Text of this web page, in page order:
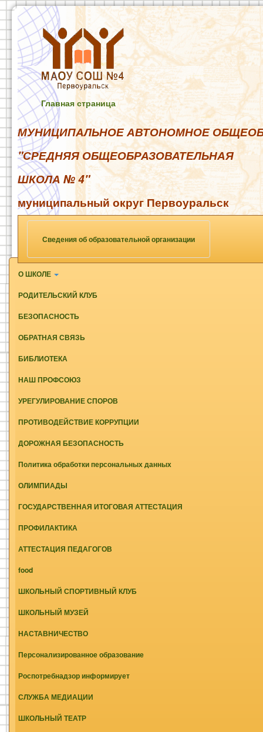
Главная страница
МУНИЦИПАЛЬНОЕ АВТОНОМНОЕ
"СРЕДНЯЯ ОБЩЕОБРАЗОВАТЕЛЬНАЯ
ШКОЛА № 4"
муниципальный округ Первоуральск
Сведения об образовательной организации
О ШКОЛЕ
РОДИТЕЛЬСКИЙ КЛУБ
БЕЗОПАСНОСТЬ
ОБРАТНАЯ СВЯЗЬ
БИБЛИОТЕКА
НАШ ПРОФСОЮЗ
УРЕГУЛИРОВАНИЕ СПОРОВ
ПРОТИВОДЕЙСТВИЕ КОРРУПЦИИ
ДОРОЖНАЯ БЕЗОПАСНОСТЬ
Политика обработки персональных данных
ОЛИМПИАДЫ
ГОСУДАРСТВЕННАЯ ИТОГОВАЯ АТТЕСТАЦИЯ
ПРОФИЛАКТИКА
АТТЕСТАЦИЯ ПЕДАГОГОВ
food
ШКОЛЬНЫЙ СПОРТИВНЫЙ КЛУБ
ШКОЛЬНЫЙ МУЗЕЙ
НАСТАВНИЧЕСТВО
Персонализированное образование
Роспотребнадзор информирует
СЛУЖБА МЕДИАЦИИ
ШКОЛЬНЫЙ ТЕАТР